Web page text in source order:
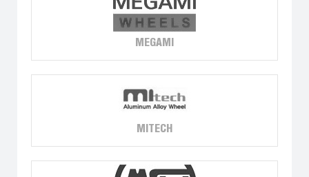
MEGAMI
MITECH